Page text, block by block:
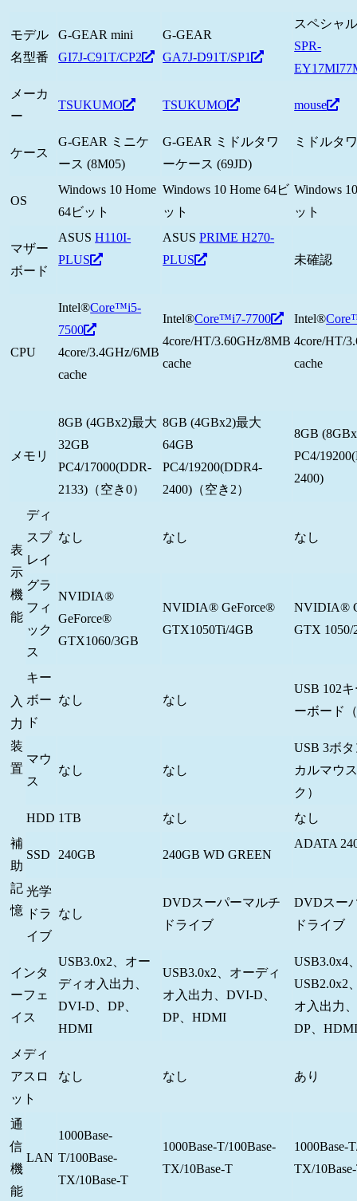
モデル
名型番
G-GEAR mini
GI7J-C91T/CP2
G-GEAR
GA7J-D91T/SP1
スペシャ
SPR-
メーカ
ー
TSUKUMO TSUKUMO mouse
ケース
G-GEAR ミニケ
ース (8M05)
G-GEAR ミドルタワ
ーケース (69JD)
ミドルタ
OS
Windows 10 Home
64ビット
Windows 10 Home 64ビ
ット
Windows
ット
マザー
ボード
ASUSH110I-
PLUS
ASUSPRIME H270-
PLUS
未確認
CPU
Intel®Core™i5-
7500
4core/3.4GHz/6MB
cache
Intel®Core™i7-7700
4core/HT/3.60GHz/8MB
cache
Intel®
4core/HT/
cache
メモリ
8GB (4GBx2)最大
32GB
PC4/17000(DDR-
2133)（空き0）
8GB (4GBx2)最大
64GB
PC4/19200(DDR4-
2400)（空き2）
8GB
PC4/
2400)
表
示
機
能
ディ
スプ
レイ
なし なし なし
グラ
フィ
ック
ス
NVIDIA®
GeForce®
GTX1060/3GB
NVIDIA® GeForce®
GTX1050Ti/4GB
NVIDIA®
GTX 1050/
入
力
装
置
キー
ボー
ド
なし なし
USB 102
ーボード
マウ
ス
なし なし
USB 3ボ
カルマウ
ク）
補
助
記
憶
HDD 1TB なし なし
SSD 240GB 240GB WD GREEN
ADATA
光学
ドラ
イブ
なし
DVDスーパーマルチ
ドライブ
DVDスー
ドライブ
インタ
ーフェ
イス
USB3.0x2、オー
ディオ入出力、
DVI-D、DP、
HDMI
USB3.0x2、オーディ
オ入出力、DVI-D、
DP、HDMI
USB3.0x4
USB2.0x2
オ入出力
DP、
メディ
アスロ
ット
なし なし あり
通
信
機
能
LAN
1000Base-
T/100Base-
TX/10Base-T
1000Base-T/100Base-
TX/10Base-T
1000Base-
TX/